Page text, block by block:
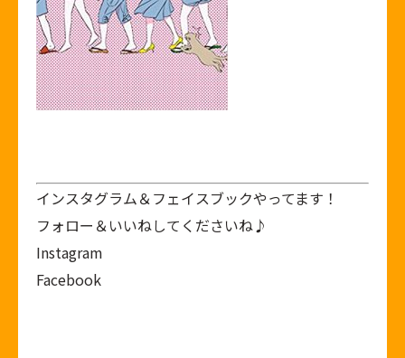
インスタグラム＆フェイスブックやってます！
フォロー＆いいねしてくださいね♪
Instagram
Facebook